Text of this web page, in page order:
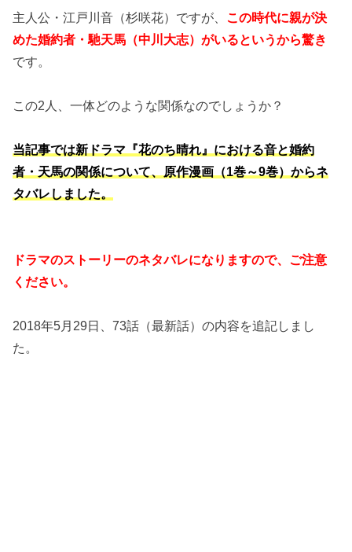
主人公・江戸川音（杉咲花）ですが、 この時代に親が決
めた婚約者・馳天馬（中川大志）がいるというから驚き
です。
この2人、一体どのような関係なのでしょうか？
当記事では新ドラマ『花のち晴れ』における音と婚約
者・天馬の関係について、原作漫画（1巻～9巻）からネ
タバレしました。
ドラマのストーリーのネタバレになりますので、ご注意
ください。
2018年5月29日、73話（最新話）の内容を追記しまし
た。